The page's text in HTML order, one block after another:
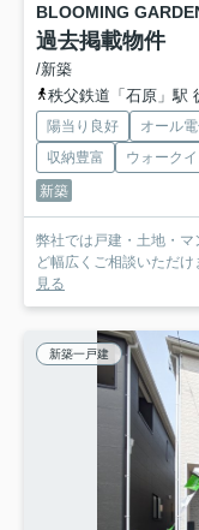
BLOOMING
過去掲載物件
/新築
秩父鉄道「石原」駅
陽当り良好 オール
収納豊富
ウォーク
新築
弊社では戸建・土地・
ど幅広くご相談いただ
見る
新築一戸建